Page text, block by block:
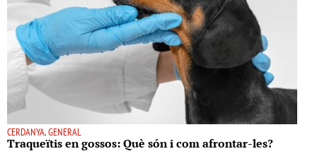
CERDANYA, GENERAL
Traqueïtis en gossos: Què són i com afrontar-les?